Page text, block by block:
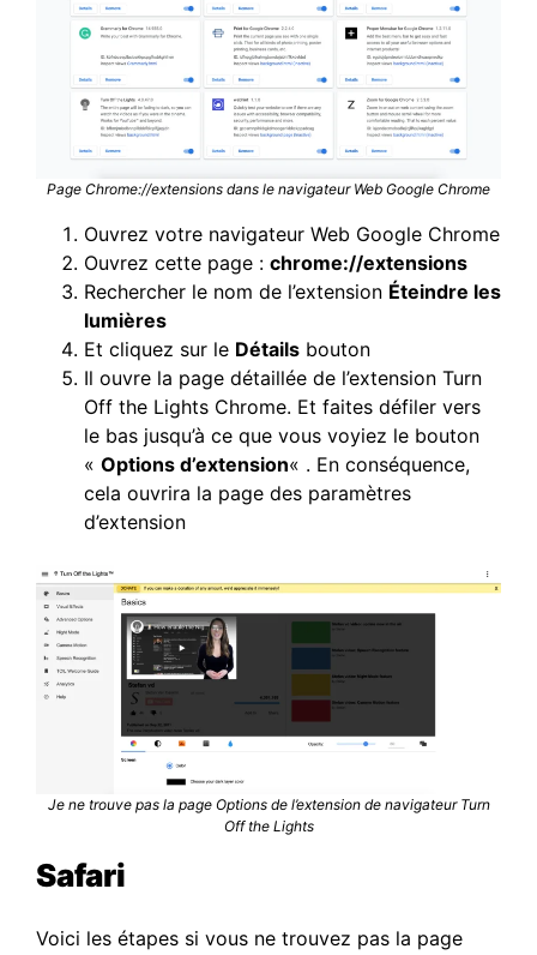
Page Chrome://extensions dans le navigateur Web Google Chrome
Ouvrez votre navigateur Web Google Chrome
Ouvrez cette page : chrome://extensions
Rechercher le nom de l’extension Éteindre les
lumières
Et cliquez sur le Détails bouton
Il ouvre la page détaillée de l’extension Turn
Off the Lights Chrome. Et faites défiler vers
le bas jusqu’à ce que vous voyiez le bouton
« Options d’extension« . En conséquence,
cela ouvrira la page des paramètres
d’extension
Je ne trouve pas la page Options de l’extension de navigateur Turn
Off the Lights
Safari
Voici les étapes si vous ne trouvez pas la page